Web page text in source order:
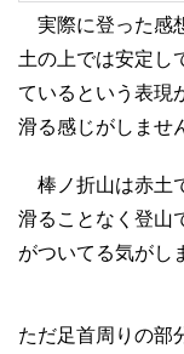
実際に登った感
土の上では安定し
ているという表現
滑る感じがしませ
棒ノ折山は赤土
滑ることなく登山
がついてる気がし
ただ足首周りの部